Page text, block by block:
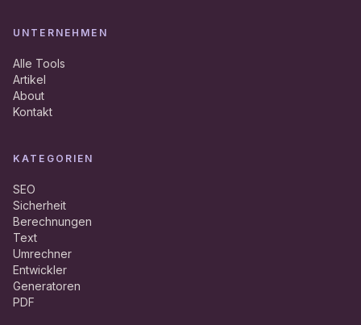
UNTERNEHMEN
Alle Tools
Artikel
About
Kontakt
KATEGORIEN
SEO
Sicherheit
Berechnungen
Text
Umrechner
Entwickler
Generatoren
PDF